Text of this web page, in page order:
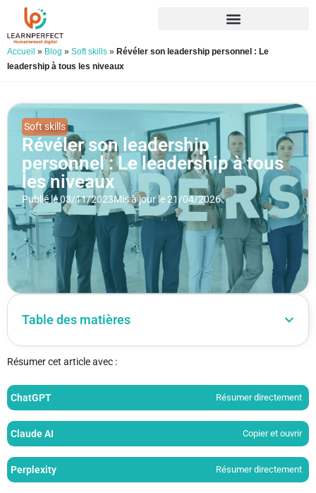
Accueil » Blog » Soft skills » Révéler son leadership personnel : Le
leadership à tous les niveaux
Soft skills
Révéler son leadership
personnel : Le leadership à tous
les niveaux
Publié le 03/11/2023Mis à jour le 21/04/2026
Table des matières
Résumer cet article avec :
ChatGPT Résumer directement
Claude AI Copier et ouvrir
Perplexity Résumer directement